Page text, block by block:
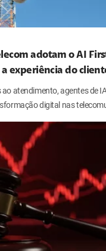
adotam o AI
experiência do
ao atendimento, agentes de
digital nas